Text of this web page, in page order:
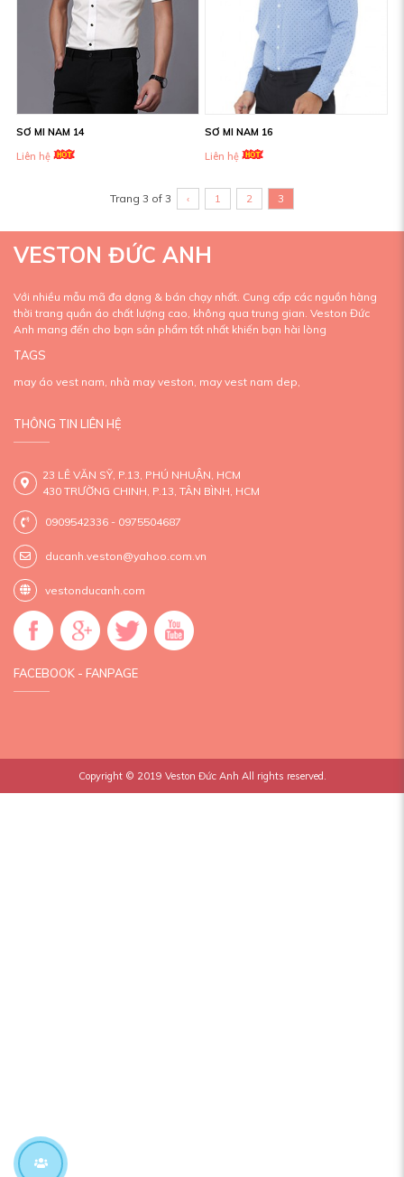
SƠ MI NAM 14
Liên hệ
SƠ MI NAM 16
Liên hệ
Trang 3 of 3 ‹ 1 2 3
VESTON ĐỨC ANH
Với nhiều mẫu mã đa dạng & bán chạy nhất. Cung cấp các nguồn hàng
thời trang quần áo chất lượng cao, không qua trung gian. Veston Đức
Anh mang đến cho bạn sản phẩm tốt nhất khiến bạn hài lòng
TAGS
may áo vest nam, nhà may veston, may vest nam dep,
THÔNG TIN LIÊN HỆ
23 LÊ VĂN SỸ, P.13, PHÚ NHUẬN, HCM
430 TRƯỜNG CHINH, P.13, TÂN BÌNH, HCM
0909542336 - 0975504687
ducanh.veston@yahoo.com.vn
vestonducanh.com
FACEBOOK - FANPAGE
Copyright © 2019 Veston Đức Anh All rights reserved.